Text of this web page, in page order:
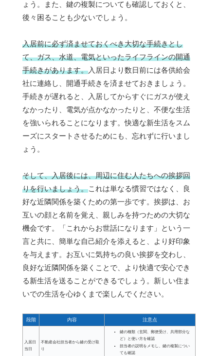
ょう。また、鍵の複製についても確認しておくと、
後々困ることも少ないでしょう。
入居前に必ず済ませておくべき大切な手続きとし
て、ガス、水道、電気といったライフラインの開通
手続きがあります。入居日より数日前には各供給会
社に連絡し、開通手続きを済ませておきましょう。
手続きが遅れると、入居してからすぐにガスが使え
なかったり、電気が点かなかったりと、不便な生活
を強いられることになります。快適な新生活をスム
ーズにスタートさせるためにも、忘れずに行いまし
ょう。
そして、入居後には、周辺に住む人たちへの挨拶回
りを行いましょう。これは単なる慣習ではなく、良
好な近隣関係を築くための第一歩です。挨拶は、お
互いの顔と名前を覚え、親しみを持つための大切な
機会です。「これからお世話になります」という一
言と共に、簡単な自己紹介を添えると、より好印象
を与えます。お互いに気持ちの良い挨拶を交わし、
良好な近隣関係を築くことで、より快適で安心でき
る新生活を送ることができるでしょう。新しい住ま
いでの生活を心ゆくまで楽しんでください。
段階 内容 注意点
入居日
当日
不動産会社担当者から鍵の受け取
り
鍵の種類（玄関、郵便受け、共用部分な
ど）と使い方を確認
担当者の説明をメモし、鍵の複製につい
ても確認